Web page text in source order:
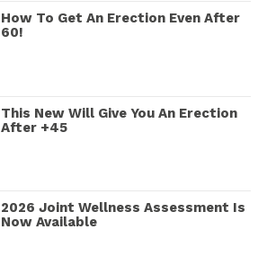
How To Get An Erection Even After
60!
This New Will Give You An Erection
After +45
2026 Joint Wellness Assessment Is
Now Available